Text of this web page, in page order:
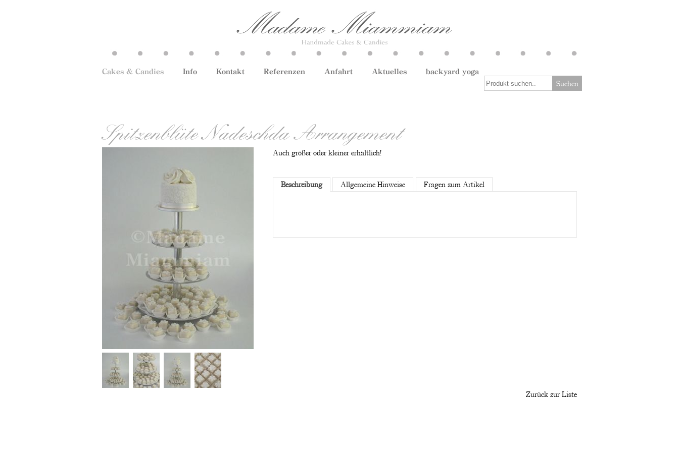
Cakes & Candies Info Kontakt Referenzen Anfahrt Aktuelles
backyard yoga
Suchen
Spitzenblüte Nadeschda Arrangement
Auch größer oder kleiner erhältlich!
Beschreibung Allgemeine Hinweise Fragen zum Artikel
Zurück zur Liste